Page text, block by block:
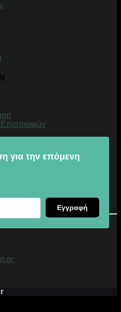
Επιστροφών
για την επόμενη
Εγγραφή